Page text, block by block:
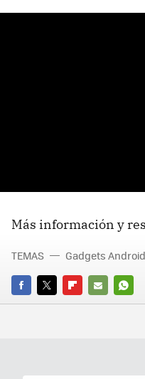
Más información y
FACEBOOK
TWITTERFLIPBOARD
E-
TEMAS Gadgets Android